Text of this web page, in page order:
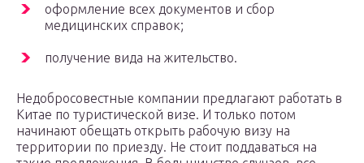
оформление всех документов и сбор
медицинских справок;
получение вида на жительство.
Недобросовестные компании предлагают работать в
Китае по туристической визе. И только потом
начинают обещать открыть рабочую визу на
территории по приезду. Не стоит поддаваться на